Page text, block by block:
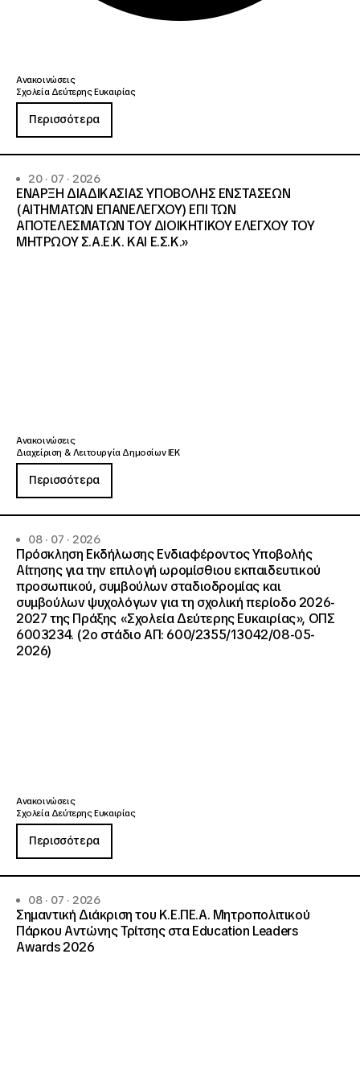
Ανακοινώσεις
Σχολεία Δεύτερης Ευκαιρίας
Περισσότερα
20 · 07 · 2026
ΕΝΑΡΞΗ ΔΙΑΔΙΚΑΣΙΑΣ ΥΠΟΒΟΛΗΣ ΕΝΣΤΑΣΕΩΝ
(ΑΙΤΗΜΑΤΩΝ ΕΠΑΝΕΛΕΓΧΟΥ) ΕΠΙ ΤΩΝ
ΑΠΟΤΕΛΕΣΜΑΤΩΝ ΤΟΥ ΔΙΟΙΚΗΤΙΚΟΥ ΕΛΕΓΧΟΥ ΤΟΥ
ΜΗΤΡΩΟΥ Σ.Α.Ε.Κ. ΚΑΙ Ε.Σ.Κ.»
Ανακοινώσεις
Διαχείριση & Λειτουργία Δημοσίων ΙΕΚ
Περισσότερα
08 · 07 · 2026
Πρόσκληση Εκδήλωσης Ενδιαφέροντος Υποβολής
Αίτησης για την επιλογή ωρομίσθιου εκπαιδευτικού
προσωπικού, συμβούλων σταδιοδρομίας και
συμβούλων ψυχολόγων για τη σχολική περίοδο 2026-
2027 της Πράξης «Σχολεία Δεύτερης Ευκαιρίας», ΟΠΣ
6003234. (2ο στάδιο ΑΠ: 600/2355/13042/08-05-
2026)
Ανακοινώσεις
Σχολεία Δεύτερης Ευκαιρίας
Περισσότερα
08 · 07 · 2026
Σημαντική Διάκριση του Κ.Ε.ΠΕ.Α. Μητροπολιτικού
Πάρκου Αντώνης Τρίτσης στα Education Leaders
Awards 2026